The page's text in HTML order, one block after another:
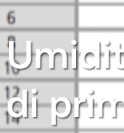
di